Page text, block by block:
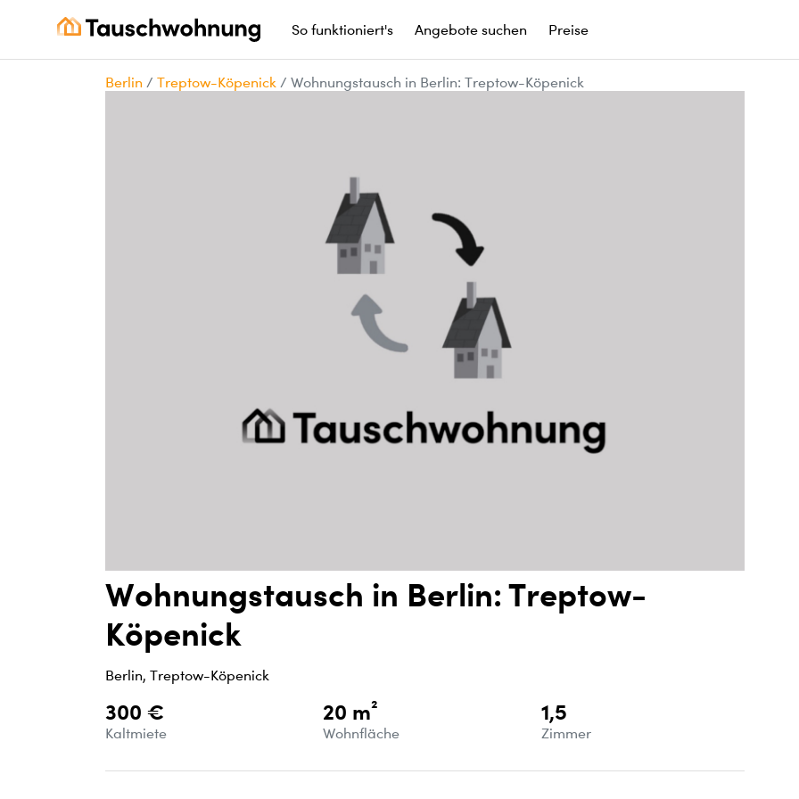
So funktioniert's Angebote suchen Preise
Berlin / Treptow-Köpenick / Wohnungstausch in Berlin: Treptow-Köpenick
Wohnungstausch in Berlin: Treptow-
Köpenick
Berlin, Treptow-Köpenick
300 €
Kaltmiete
20 m²
Wohnfläche
1,5
Zimmer